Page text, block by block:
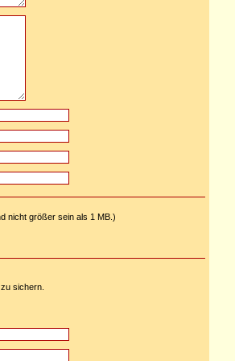
nicht größer sein als 1 MB.)
sichern.